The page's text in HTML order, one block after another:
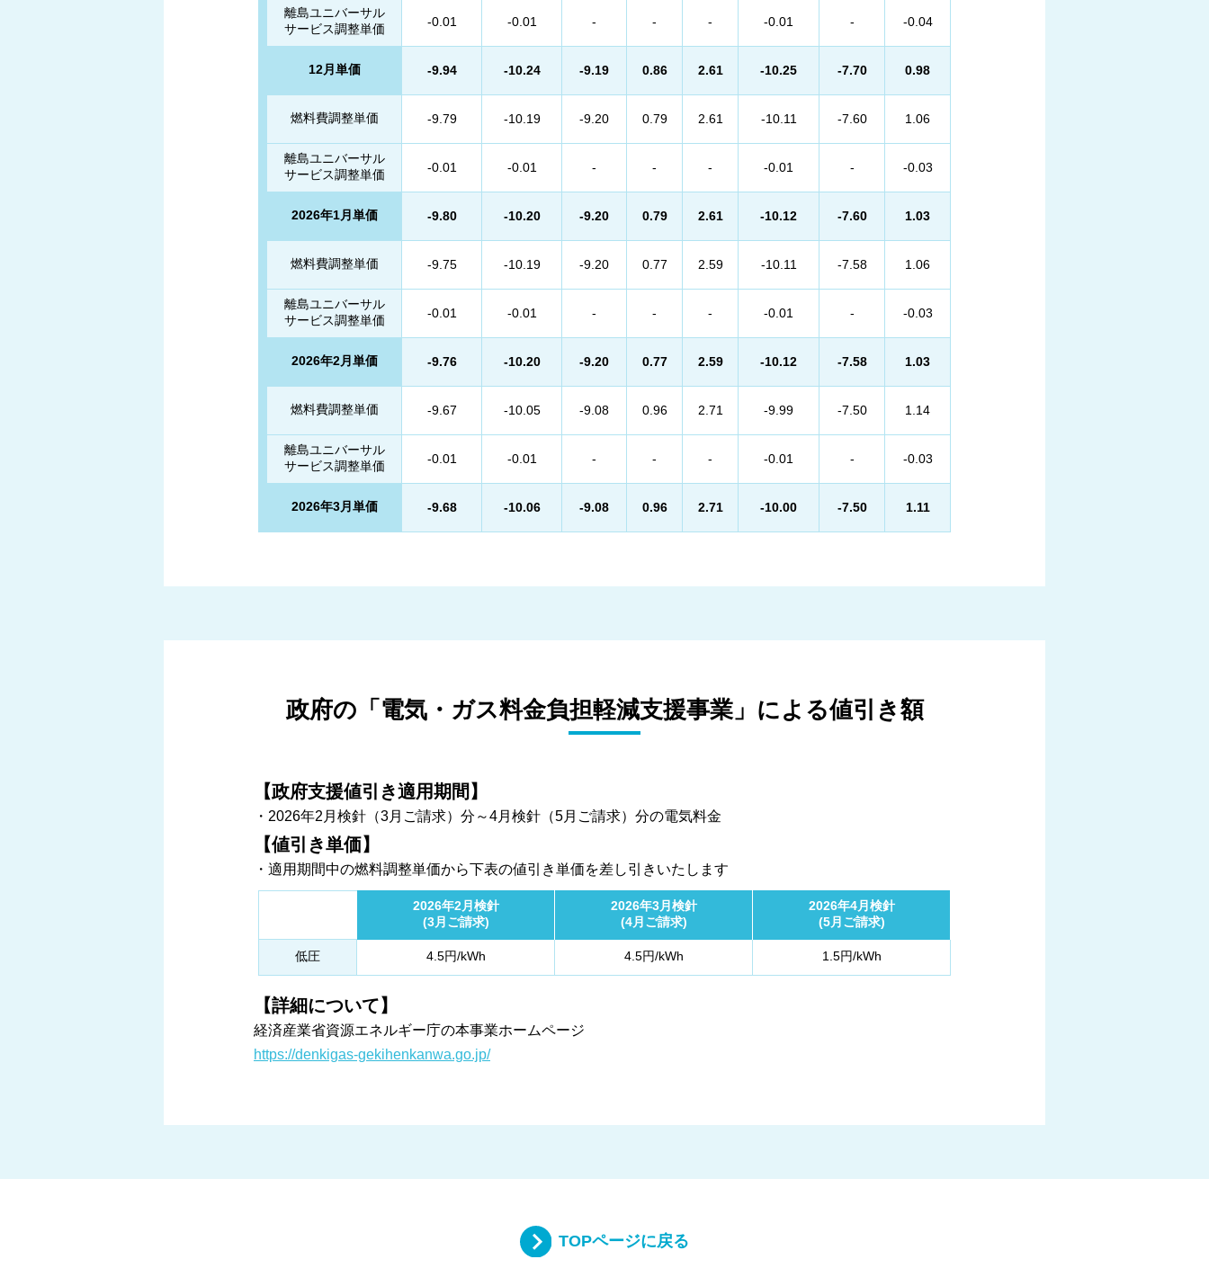
離島ユニバーサル
サービス調整単価
-0.01 -0.01 - - - -0.01 - -0.04
12月単価 -9.94 -10.24 -9.19 0.86 2.61 -10.25 -7.70 0.98
燃料費調整単価 -9.79 -10.19 -9.20 0.79 2.61 -10.11 -7.60 1.06
離島ユニバーサル
サービス調整単価
-0.01 -0.01 - - - -0.01 - -0.03
2026年1月単価 -9.80 -10.20 -9.20 0.79 2.61 -10.12 -7.60 1.03
燃料費調整単価 -9.75 -10.19 -9.20 0.77 2.59 -10.11 -7.58 1.06
離島ユニバーサル
サービス調整単価
-0.01 -0.01 - - - -0.01 - -0.03
2026年2月単価 -9.76 -10.20 -9.20 0.77 2.59 -10.12 -7.58 1.03
燃料費調整単価 -9.67 -10.05 -9.08 0.96 2.71 -9.99 -7.50 1.14
離島ユニバーサル
サービス調整単価
-0.01 -0.01 - - - -0.01 - -0.03
2026年3月単価 -9.68 -10.06 -9.08 0.96 2.71 -10.00 -7.50 1.11
政府の「電気・ガス料金負担軽減支援事業」 による値引き額
【政府支援値引き適用期間】
・2026年2月検針（3月ご請求）分～4月検針（5月ご請求）分の電気料金
【値引き単価】
・適用期間中の燃料調整単価から下表の値引き単価を差し引きいたします
2026年2月検針
(3月ご請求)
2026年3月検針
(4月ご請求)
2026年4月検針
(5月ご請求)
低圧 4.5円/kWh 4.5円/kWh 1.5円/kWh
【詳細について】
経済産業省資源エネルギー庁の本事業ホームページ
https://denkigas-gekihenkanwa.go.jp/
TOPページに戻る